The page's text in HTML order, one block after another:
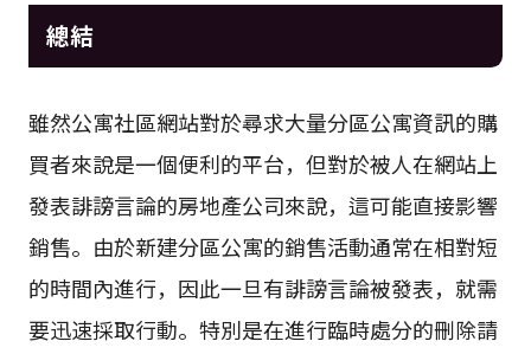
總結
雖然公寓社區網站對於尋求大量分區公寓資訊的購
買者來說是一個便利的平台，但對於被人在網站上
發表誹謗言論的房地產公司來說，這可能直接影響
銷售。由於新建分區公寓的銷售活動通常在相對短
的時間內進行，因此一旦有誹謗言論被發表，就需
要迅速採取行動。特別是在進行臨時處分的刪除請